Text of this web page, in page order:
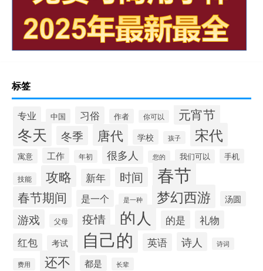
标签
专业 中国 习俗 作者 你可以 元宵节
冬天 冬季 唐代 学校 孩子 宋代
寓意 工作 年初 很多人 您的 我们可以 手机
技能 攻略 新年 时间 春节
春节期间 是一个 是一种 梦幻西游 汤圆
游戏 父母 疫情 的人 的是 礼物
红包 考试 自己的 英语 诗人 诗词
费用 还不 都是 长辈